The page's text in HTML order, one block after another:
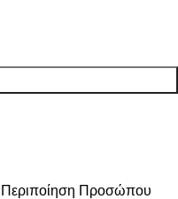
Περιποίηση Προσώπου